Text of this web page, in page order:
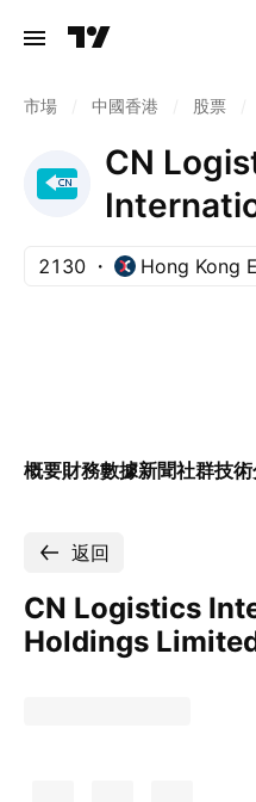
市場 中國香港 股票
CN
Limited
2130 Hong Kong
概要財務數據新聞社群技
返回
CN Logistics
Holdings